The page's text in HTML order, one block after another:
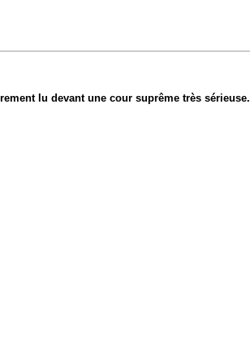
lu devant une cour suprême très sérieuse.